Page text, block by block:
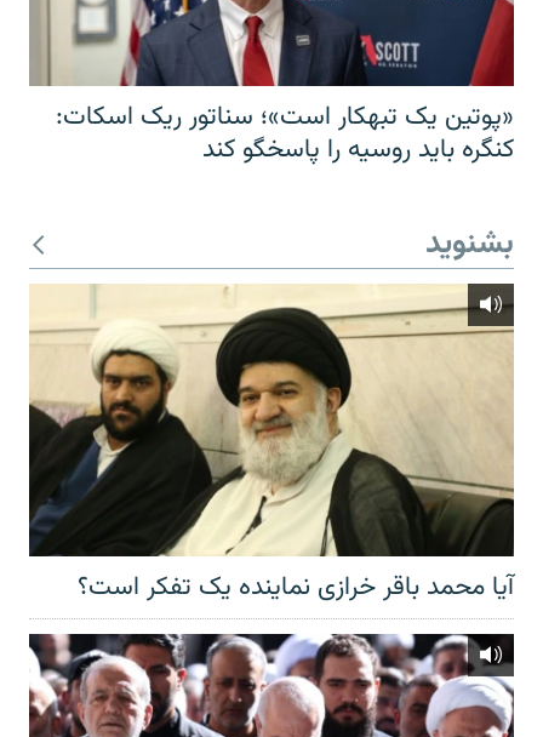
«پوتین یک تبهکار است»؛ سناتور ریک اسکات:
کنگره باید روسیه را پاسخگو کند
بشنوید
آیا محمد باقر خرازی نماینده یک تفکر است؟